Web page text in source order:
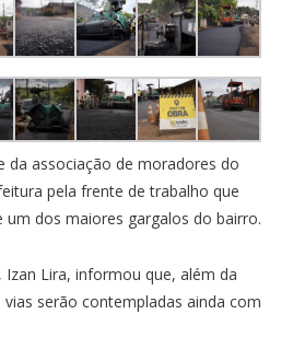
da associação de moradores do
pela frente de trabalho que
um dos maiores gargalos do bairro.
Izan Lira, informou que, além da
serão contempladas ainda com